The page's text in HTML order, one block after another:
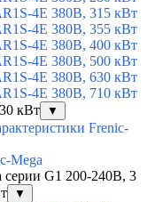
4E 380В, 315 кВт
4E 380В, 355 кВт
4E 380В, 400 кВт
4E 380В, 500 кВт
4E 380В, 630 кВт
4E 380В, 710 кВт
кВт
▼
Frenic-
Mega
G1 200-240В, 3
▼